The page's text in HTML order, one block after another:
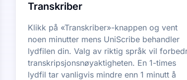
Transkriber
Klikk på «Transkriber»-knappen og vent
noen minutter mens UniScribe behandler
lydfilen din. Valg av riktig språk vil
transkripsjonsnøyaktigheten. En 1-times
lydfil tar vanligvis mindre enn 1 minutt å